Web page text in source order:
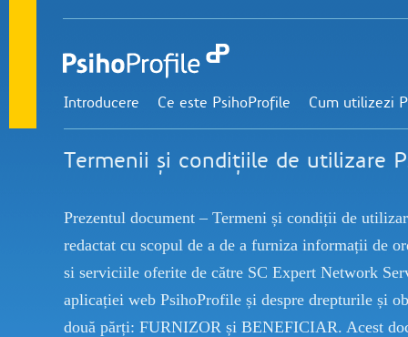
Introducere Ce este PsihoProfile Cum utilizezi
Termenii și condițiile de utilizare
Prezentul document – Termeni și condiții de
redactat cu scopul de a de a furniza informații de
si serviciile oferite de către SC Expert Network
aplicației web PsihoProfile și despre drepturile și
două părți: FURNIZOR și BENEFICIAR. Acest